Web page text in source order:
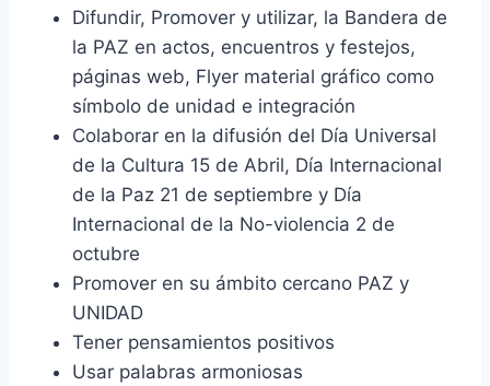
Difundir, Promover y utilizar, la Bandera de
la PAZ en actos, encuentros y festejos,
páginas web, Flyer material gráfico como
símbolo de unidad e integración
Colaborar en la difusión del Día Universal
de la Cultura 15 de Abril, Día Internacional
de la Paz 21 de septiembre y Día
Internacional de la No-violencia 2 de
octubre
Promover en su ámbito cercano PAZ y
UNIDAD
Tener pensamientos positivos
Usar palabras armoniosas